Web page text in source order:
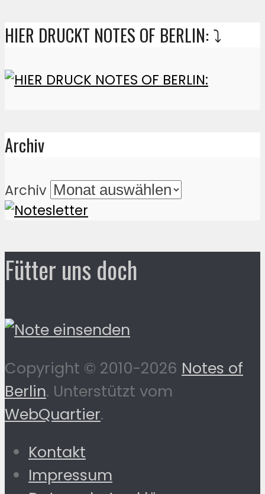
HIER DRUCKT NOTES OF BERLIN: ⤵️
Archiv
Archiv
Fütter uns doch
Copyright © 2010-2026 Notes of
Berlin. Unterstützt vom
WebQuartier.
Kontakt
Impressum